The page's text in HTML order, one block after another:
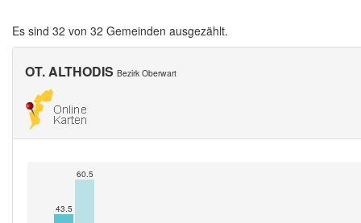
Es sind 32 von 32 Gemeinden ausgezählt.
OT. ALTHODIS Bezirk Oberwart
43.5
60.5